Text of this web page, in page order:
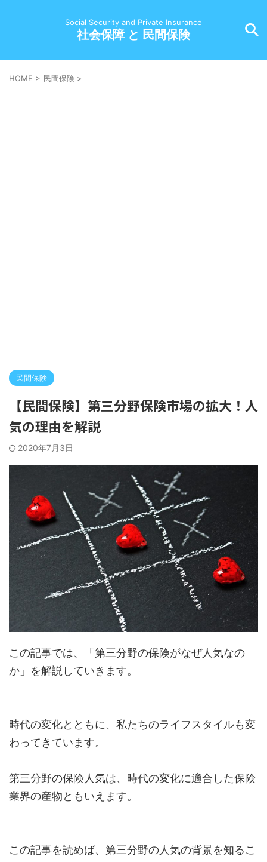
Social Security and Private Insurance
社会保障 と 民間保険
HOME > 民間保険 >
民間保険
【民間保険】第三分野保険市場の拡大！人
気の理由を解説
2020年7月3日
この記事では、「第三分野の保険がなぜ人気なの
か」を解説していきます。
時代の変化とともに、私たちのライフスタイルも変
わってきています。
第三分野の保険人気は、時代の変化に適合した保険
業界の産物ともいえます。
この記事を読めば、第三分野の人気の背景を知るこ